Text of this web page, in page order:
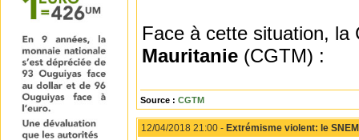
Face à cette situation, la
Mauritanie (CGTM) :
Source : CGTM
12/04/2018 21:00 - Extrémisme violent: le